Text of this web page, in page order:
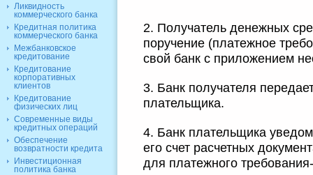
2. Получатель денежных
поручение (платежное
свой банк с приложением
3. Банк получателя
плательщика.
4. Банк плательщика
его счет расчетных
для платежного
Ликвидность
коммерческого банка
Кредитная политика
коммерческого банка
Межбанковское
кредитование
Кредитование
корпоративных
клиентов
Кредитование
физических лиц
Современные виды
кредитных операций
Обеспечение
возвратности кредита
Инвестиционная
политика банка